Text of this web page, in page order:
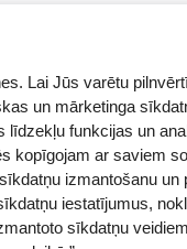
Lai Jūs varētu
un mārketinga
līdzekļu funkcijas un
kopīgojam ar saviem
izmantošanu un
iestatījumus,
sīkdatņu
Zāļu valsts
www.zva.gov.lv
Jersikas iela 15, Rīga
Tālr: 67 078 424
E-pasts: